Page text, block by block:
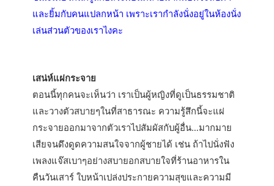
และยิ้มกับคนแปลกหน้า เพราะเรากำลังนั่งอยู่ในห้องนั่ง
เล่นส่วนตัวของเราไงคะ
เสน่ห์แผ่กระจาย
ตอนนี้ทุกคนจะเห็นว่า เราเป็นผู้หญิงที่ดูเป็นธรรมชาติ
และวางตัวสบายๆในที่สาธารณะ ความรู้สึกนี้จะแผ่
กระจายออกมาจากตัวเราไปสัมผัสกับผู้อื่น…มากมาย
เสียจนดึงดูดความสนใจจากผู้ชายได้ เช่น ถ้าไปนั่งฟัง
เพลงแจ๊สเบาๆอย่างสบายอกสบายใจที่ร้านอาหารใน
คืนวันเสาร์ ใบหน้าเปล่งประกายความสุขและความมี